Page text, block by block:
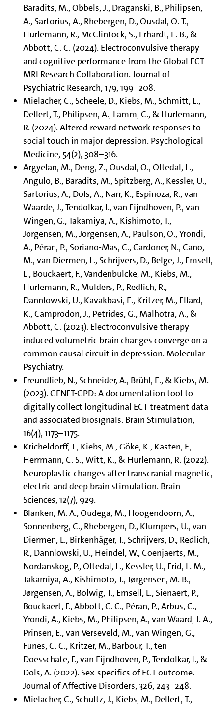
Baradits, M., Obbels, J., Draganski, B., Philipsen,
A., Sartorius, A., Rhebergen, D., Ousdal, O. T.,
Hurlemann, R., McClintock, S., Erhardt, E. B., &
Abbott, C. C. (2024). Electroconvulsive therapy
and cognitive performance from the Global ECT
MRI Research Collaboration. Journal of
Psychiatric Research, 179, 199–208.
Mielacher, C., Scheele, D., Kiebs, M., Schmitt, L.,
Dellert, T., Philipsen, A., Lamm, C., & Hurlemann,
R. (2024). Altered reward network responses to
social touch in major depression. Psychological
Medicine, 54(2), 308–316.
Argyelan, M., Deng, Z., Ousdal, O., Oltedal, L.,
Angulo, B., Baradits, M., Spitzberg, A., Kessler, U.,
Sartorius, A., Dols, A., Narr, K., Espinoza, R., van
Waarde, J., Tendolkar, I., van Eijndhoven, P., van
Wingen, G., Takamiya, A., Kishimoto, T.,
Jorgensen, M., Jorgensen, A., Paulson, O., Yrondi,
A., Péran, P., Soriano-Mas, C., Cardoner, N., Cano,
M., van Diermen, L., Schrijvers, D., Belge, J., Emsell,
L., Bouckaert, F., Vandenbulcke, M., Kiebs, M.,
Hurlemann, R., Mulders, P., Redlich, R.,
Dannlowski, U., Kavakbasi, E., Kritzer, M., Ellard,
K., Camprodon, J., Petrides, G., Malhotra, A., &
Abbott, C. (2023). Electroconvulsive therapy-
induced volumetric brain changes converge on a
common causal circuit in depression. Molecular
Psychiatry.
Freundlieb, N., Schneider, A., Brühl, E., & Kiebs, M.
(2023). GENET-GPD: A documentation tool to
digitally collect longitudinal ECT treatment data
and associated biosignals. Brain Stimulation,
16(4), 1173–1175.
Kricheldorff, J., Kiebs, M., Göke, K., Kasten, F.,
Herrmann, C. S., Witt, K., & Hurlemann, R. (2022).
Neuroplastic changes after transcranial magnetic,
electric and deep brain stimulation. Brain
Sciences, 12(7), 929.
Blanken, M. A., Oudega, M., Hoogendoorn, A.,
Sonnenberg, C., Rhebergen, D., Klumpers, U., van
Diermen, L., Birkenhäger, T., Schrijvers, D., Redlich,
R., Dannlowski, U., Heindel, W., Coenjaerts, M.,
Nordanskog, P., Oltedal, L., Kessler, U., Frid, L. M.,
Takamiya, A., Kishimoto, T., Jørgensen, M. B.,
Jørgensen, A., Bolwig, T., Emsell, L., Sienaert, P.,
Bouckaert, F., Abbott, C. C., Péran, P., Arbus, C.,
Yrondi, A., Kiebs, M., Philipsen, A., van Waard, J. A.,
Prinsen, E., van Verseveld, M., van Wingen, G.,
Funes, C. C., Kritzer, M., Barbour, T., ten
Doesschate, F., van Eijndhoven, P., Tendolkar, I., &
Dols, A. (2022). Sex-specifics of ECT outcome.
Journal of Affective Disorders, 326, 243–248.
Mielacher, C., Schultz, J., Kiebs, M., Dellert, T.,